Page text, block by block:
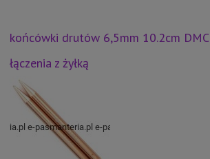
końcówki drutów 6,5mm 10.2cm
łączenia z żyłką